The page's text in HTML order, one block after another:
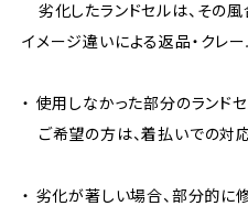
劣化したランドセルは、その風
イメージ違いによる返品・クレ
・ 使用しなかった部分のランド
ご希望の方は、着払いでの対応
・ 劣化が著しい場合、部分的